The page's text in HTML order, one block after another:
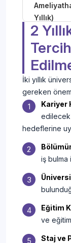
Yıllık)
Anestezi
Aşçılık (2
Atçılık ve
Atık
Avcılık
Ayakkabı
2
İki yıllık
gereken
Kariyer
edilecek
hedeflerine
iş bulma
Eğitim
ve
Staj ve